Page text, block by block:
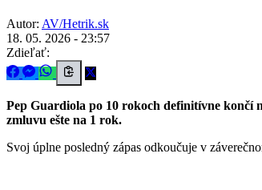
Autor: AV/Hetrik.sk
18. 05. 2026 - 23:57
Zdieľať:
Pep Guardiola po 10 rokoch definitívne končí
zmluvu ešte na 1 rok.
Svoj úplne posledný zápas odkoučuje v